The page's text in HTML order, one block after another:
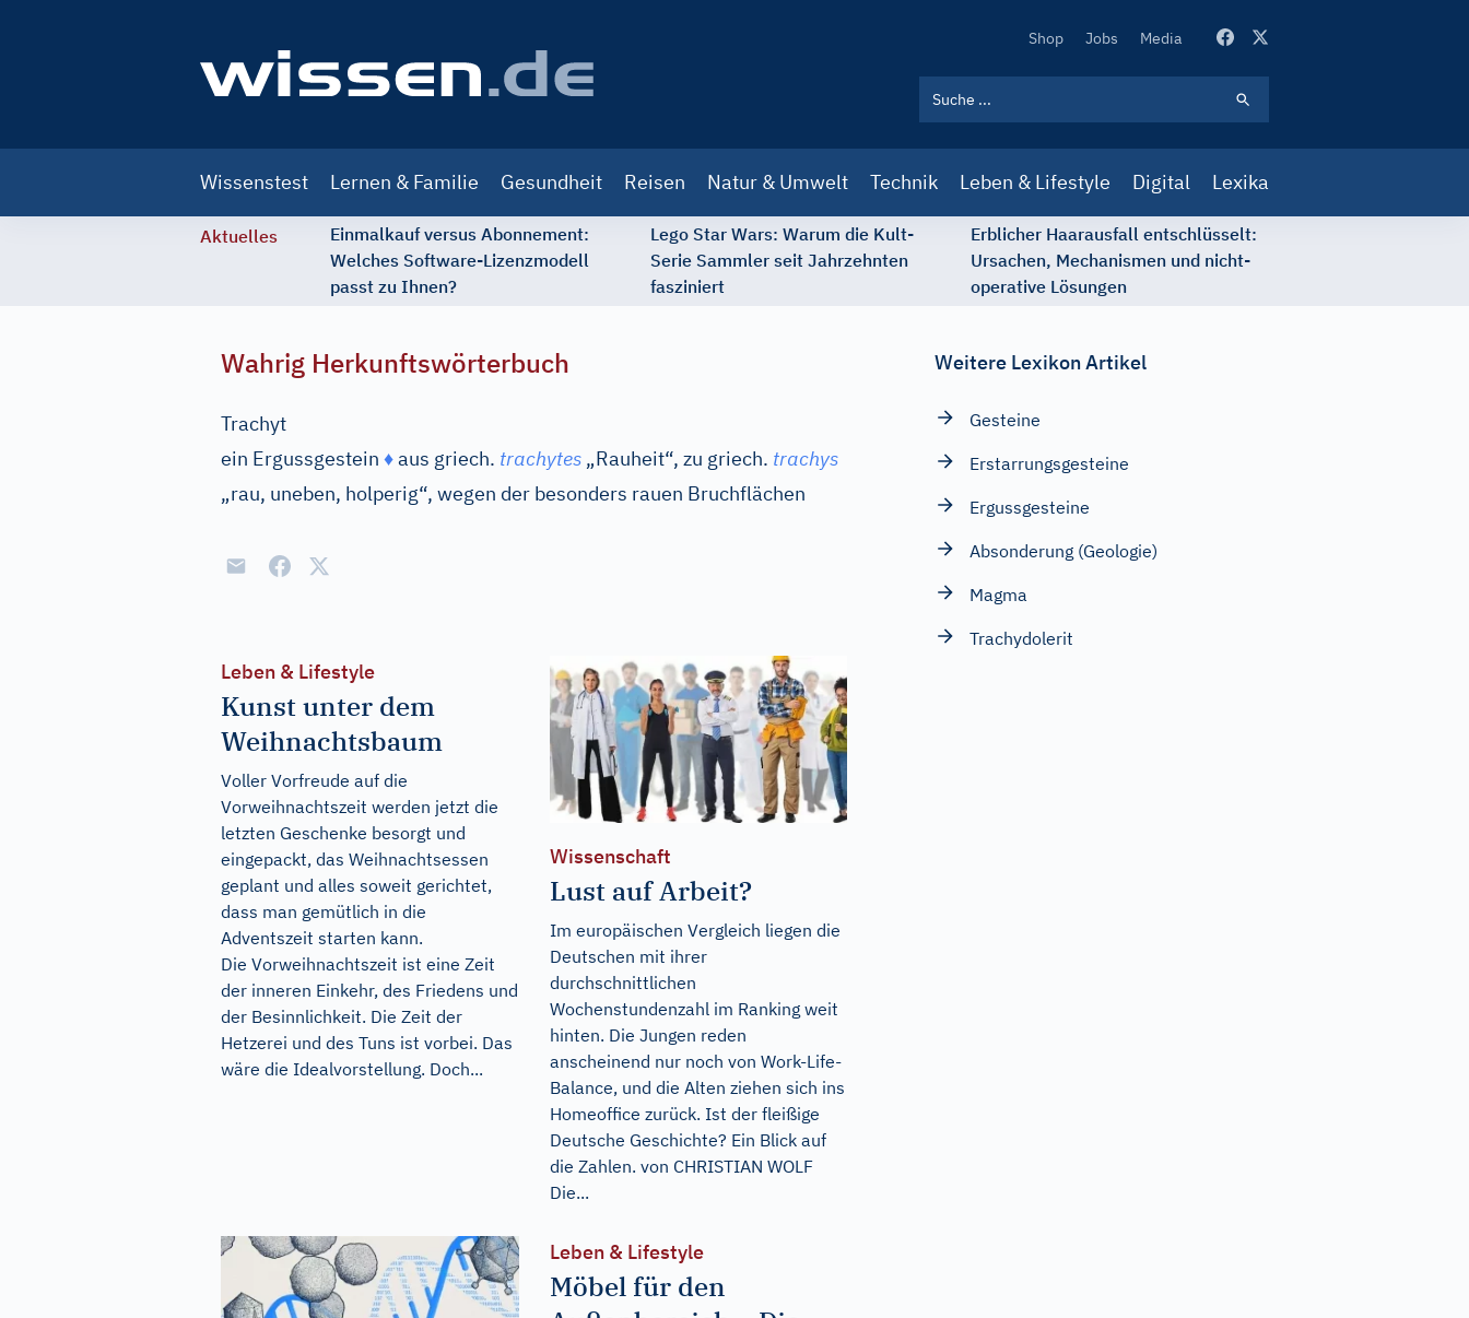
Secondary
Shop Jobs Media
navigation
Wissenstest Lernen & Familie Gesundheit Reisen Natur & Umwelt Technik Leben & Lifestyle Digital Lexika
Aktuelles
Einmalkauf versus Abonnement:
Welches Software-Lizenzmodell
passt zu Ihnen?
Lego Star Wars: Warum die Kult-
Serie Sammler seit Jahrzehnten
fasziniert
Erblicher Haarausfall entschlüsselt:
Ursachen, Mechanismen und nicht-
operative Lösungen
Wahrig Herkunftswörterbuch
Trachyt
ein Ergussgestein ♦aus griech. trachytes „Rauheit“, zu griech. trachys
„rau, uneben, holperig“, wegen der besonders rauen Bruchflächen
Leben & Lifestyle
Kunst unter dem
Weihnachtsbaum
Voller Vorfreude auf die
Vorweihnachtszeit werden jetzt die
letzten Geschenke besorgt und
eingepackt, das Weihnachtsessen
geplant und alles soweit gerichtet,
dass man gemütlich in die
Adventszeit starten kann.
Die Vorweihnachtszeit ist eine Zeit
der inneren Einkehr, des Friedens und
der Besinnlichkeit. Die Zeit der
Hetzerei und des Tuns ist vorbei. Das
wäre die Idealvorstellung. Doch...
Wissenschaft
Lust auf Arbeit?
Im europäischen Vergleich liegen die
Deutschen mit ihrer
durchschnittlichen
Wochenstundenzahl im Ranking weit
hinten. Die Jungen reden
anscheinend nur noch von Work-Life-
Balance, und die Alten ziehen sich ins
Homeoffice zurück. Ist der fleißige
Deutsche Geschichte? Ein Blick auf
die Zahlen. von CHRISTIAN WOLF
Die...
Leben & Lifestyle
Möbel für den
Weitere Lexikon Artikel
Gesteine
Erstarrungsgesteine
Ergussgesteine
Absonderung (Geologie)
Magma
Trachydolerit